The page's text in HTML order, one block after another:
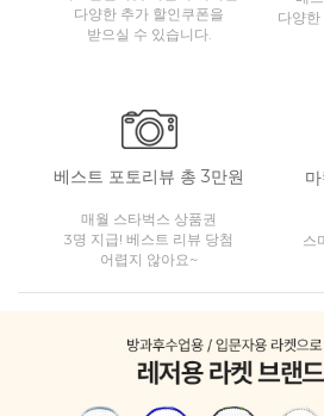
다양한 추가 할인쿠폰을
받으실 수 있습니다.
다양
베스트 포토리뷰 총 3만원
매월 스타벅스 상품권
3명 지급! 베스트 리뷰 당첨
어렵지 않아요~
스